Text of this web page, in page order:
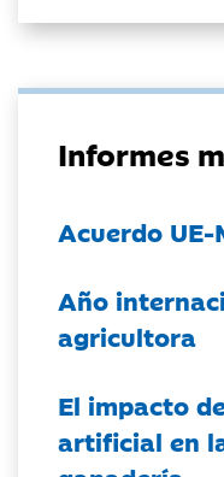
Informes
Acuerdo
Año
agricultora
El impacto
artificial en